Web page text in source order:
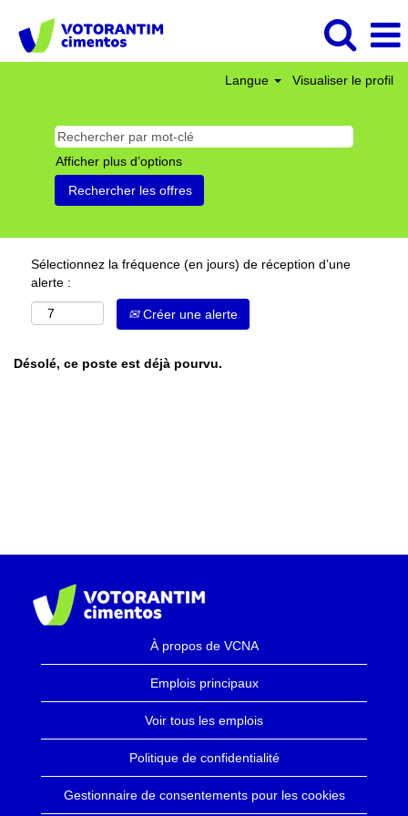
Langue Visualiser le profil
Afficher plus d’options
Sélectionnez la fréquence (en jours) de réception d’une
alerte :
Créer une alerte
Désolé, ce poste est déjà pourvu.
À propos de VCNA
Emplois principaux
Voir tous les emplois
Politique de confidentialité
Gestionnaire de consentements pour les cookies